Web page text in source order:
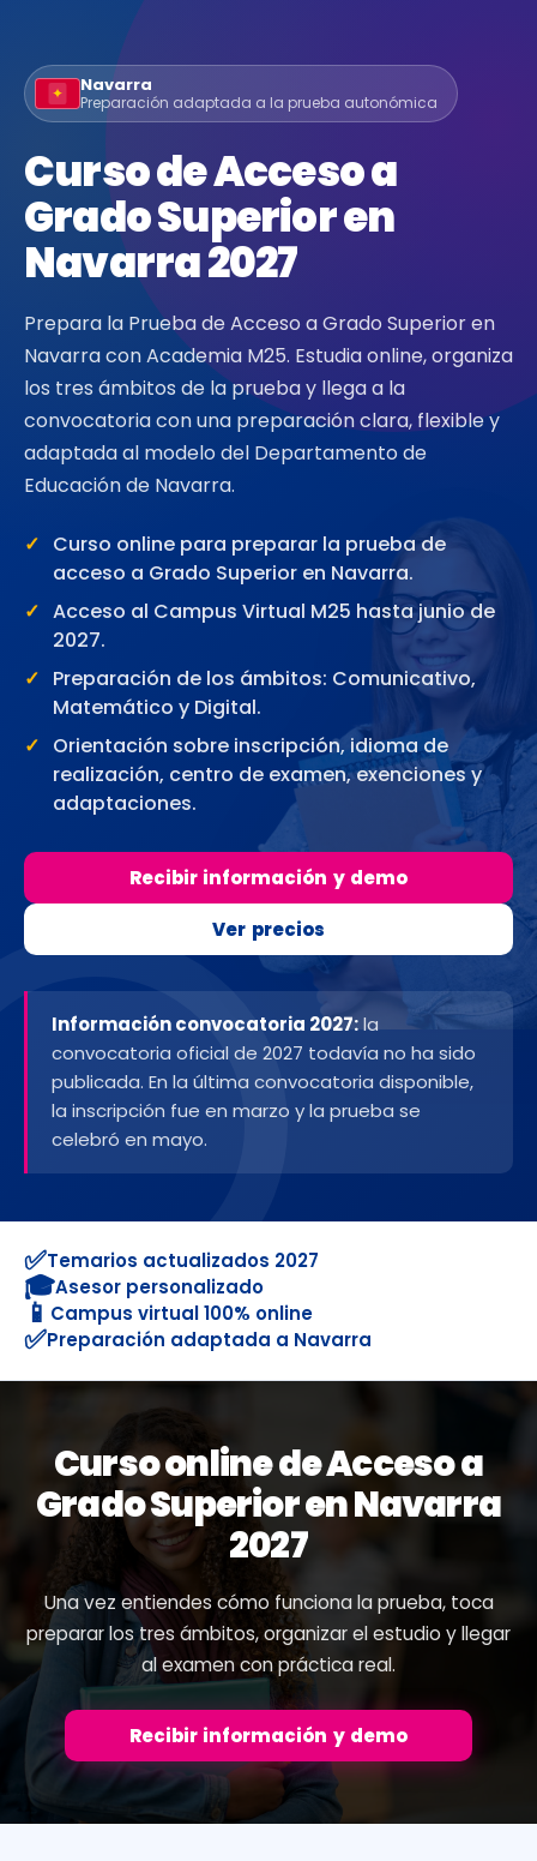
Navarra
Preparación adaptada a la prueba autonómica
Curso de Acceso a
Grado Superior en
Navarra 2027
Prepara la Prueba de Acceso a Grado Superior en
Navarra con Academia M25. Estudia online, organiza
los tres ámbitos de la prueba y llega a la
convocatoria con una preparación clara, flexible y
adaptada al modelo del Departamento de
Educación de Navarra.
Curso online para preparar la prueba de
acceso a Grado Superior en Navarra.
Acceso al Campus Virtual M25 hasta junio de
2027.
Preparación de los ámbitos: Comunicativo,
Matemático y Digital.
Orientación sobre inscripción, idioma de
realización, centro de examen, exenciones y
adaptaciones.
Recibir información y demo
Ver precios
Información convocatoria 2027:la
convocatoria oficial de 2027 todavía no ha sido
publicada. En la última convocatoria disponible,
la inscripción fue en marzo y la prueba se
celebró en mayo.
✅Temarios actualizados 2027
🎓Asesor personalizado
📱 Campus virtual 100% online
✅Preparación adaptada a Navarra
Curso online de Acceso a
Grado Superior en Navarra
2027
Una vez entiendes cómo funciona la prueba, toca
preparar los tres ámbitos, organizar el estudio y llegar
al examen con práctica real.
Recibir información y demo